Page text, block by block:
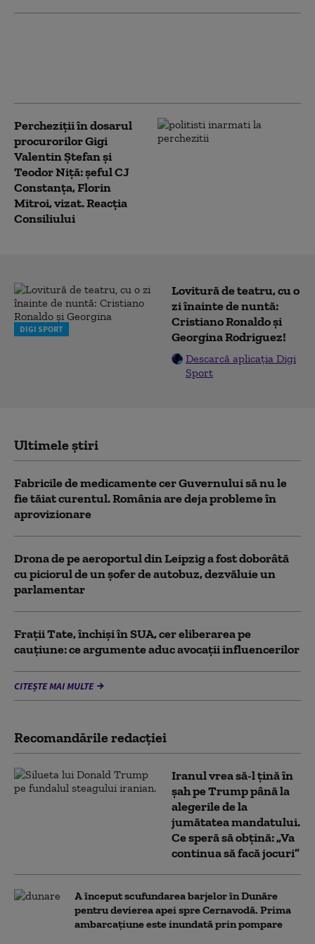
Percheziții în dosarul
procurorilor Gigi
Valentin Ştefan şi
Teodor Niţă: șeful CJ
Constanța, Florin
Mitroi, vizat. Reacția
Consiliului
DIGI SPORT
Lovitură de teatru, cu o
zi înainte de nuntă:
Cristiano Ronaldo și
Georgina Rodriguez!
Descarcă aplicația Digi
Sport
Ultimele știri
Fabricile de medicamente cer Guvernului să nu le
fie tăiat curentul. România are deja probleme în
aprovizionare
Drona de pe aeroportul din Leipzig a fost doborâtă
cu piciorul de un şofer de autobuz, dezvăluie un
parlamentar
Frații Tate, închiși în SUA, cer eliberarea pe
cauțiune: ce argumente aduc avocații influencerilor
CITEȘTE MAI MULTE
Recomandările redacţiei
Iranul vrea să-l țină în
șah pe Trump până la
alegerile de la
jumătatea mandatului.
Ce speră să obțină: „Va
continua să facă jocuri”
A început scufundarea barjelor în Dunăre
pentru devierea apei spre Cernavodă. Prima
ambarcațiune este inundată prin pompare